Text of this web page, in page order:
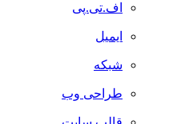
اف.تی.پی
ایمیل
شبکه
طراحی وب